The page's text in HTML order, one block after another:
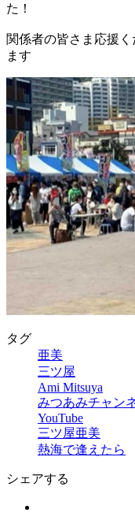
た！
関係者の皆さま応援
ます
タグ
亜美
三ツ屋
Ami Mitsuya
みつあみチャン
YouTube
三ツ屋亜美
熱海で逢えたら
シェアする